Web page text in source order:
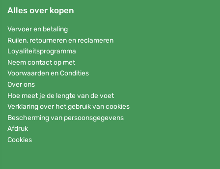
Alles over kopen
Vervoer en betaling
Ruilen, retourneren en reclameren
Loyaliteitsprogramma
Neem contact op met
Voorwaarden en Condities
Over ons
Hoe meet je de lengte van de voet
Verklaring over het gebruik van cookies
Bescherming van persoonsgegevens
Afdruk
Cookies